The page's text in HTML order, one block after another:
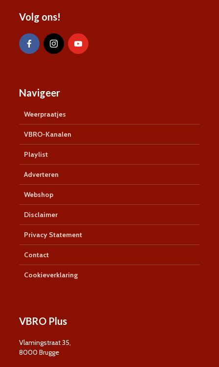
Volg ons!
Navigeer
Weerpraatjes
VBRO-Kanalen
Playlist
Adverteren
Webshop
Disclaimer
Privacy Statement
Contact
Cookieverklaring
VBRO Plus
Vlamingstraat 35,
8000 Brugge